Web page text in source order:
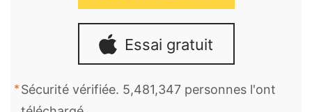
Essai gratuit
Sécurité vérifiée. 5,481,347 personnes l'ont